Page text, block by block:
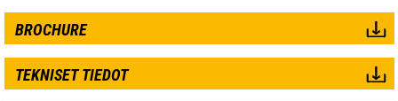
BROCHURE
TEKNISET TIEDOT